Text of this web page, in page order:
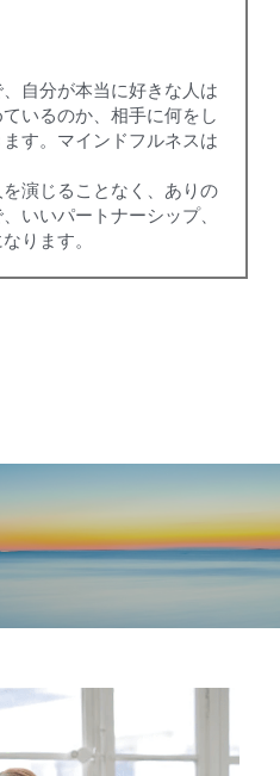
自分が本当に好きな人は
いるのか、相手に何をし
す。マインドフルネスは
演じることなく、ありの
いいパートナーシップ、
ります。